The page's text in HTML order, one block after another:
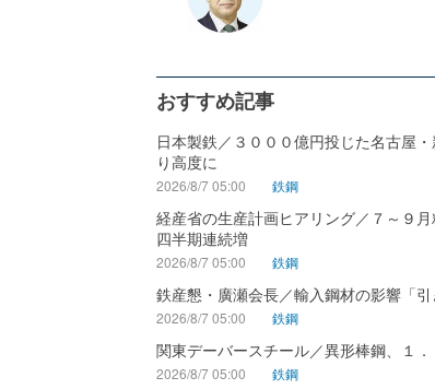
おすすめ記事
日本製鉄／３０００億円投じた名古屋
り高度に
2026/8/7 05:00 鉄鋼
経産省の生産計画ヒアリング／７～９
四半期連続増
2026/8/7 05:00 鉄鋼
鉄産懇・廣瀬会長／輸入鋼材の影響「引
2026/8/7 05:00 鉄鋼
関東デーバースチール／異形棒鋼、１
2026/8/7 05:00 鉄鋼